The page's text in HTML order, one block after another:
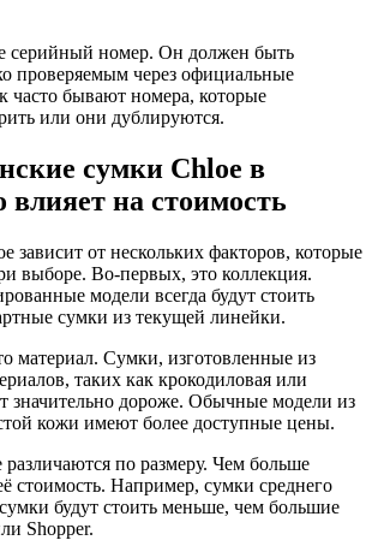
серийный номер. Он должен быть
проверяемым через официальные
часто бывают номера, которые
или они дублируются.
сумки Chloe в
на стоимость
зависит от нескольких факторов, которые
выборе. Во-первых, это коллекция.
модели всегда будут стоить
сумки из текущей линейки.
материал. Сумки, изготовленные из
таких как крокодиловая или
значительно дороже. Обычные модели из
кожи имеют более доступные цены.
по размеру. Чем больше
стоимость. Например, сумки среднего
будут стоить меньше, чем большие
Shopper.